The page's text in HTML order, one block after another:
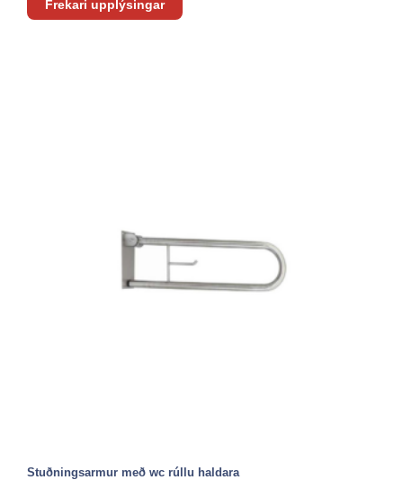
Frekari upplýsingar
Stuðningsarmur með wc rúllu haldara